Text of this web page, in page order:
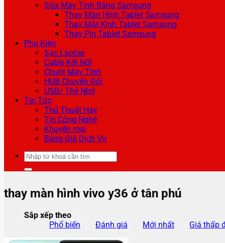
Sửa Máy Tính Bảng Samsung
Thay Màn Hình Tablet Samsung
Thay Mặt Kính Tablet Samsung
Thay Pin Tablet Samsung
Phụ Kiện
Sạc Laptop
Cable Kết Nối
Chuột Máy Tính
HUB Chuyển Đổi
USB/ Thẻ Nhớ
Tin Tức
Thủ Thuật Hay
Tin Công Nghệ
Khuyến mại
Bảng Giá Dịch Vụ
Tìm
kiếm:
thay màn hình vivo y36 ở tân phú
Sắp xếp theo
Phổ biến
Đánh giá Mới nhất Giá thấp